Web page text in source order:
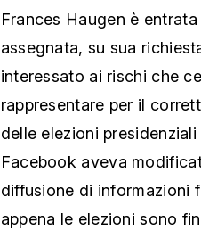
Frances Haugen è
assegnata, su sua
interessato ai rischi che
rappresentare per il
delle elezioni
Facebook aveva
diffusione di informazioni
appena le elezioni sono